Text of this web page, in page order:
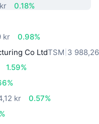
0.18%
kr
0.98%
Co LtdTSM 3
1.59%
kr
0.57%